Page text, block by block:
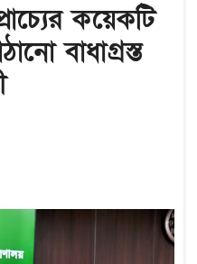
কয়েকটি
বাধাগ্রস্ত